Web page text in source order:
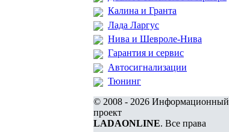
Калина и Гранта
Лада Ларгус
Нива и Шевроле-Нива
Гарантия и сервис
Автосигнализации
Тюнинг
© 2008 - 2026 Информационный
проект
LADAONLINE. Все права